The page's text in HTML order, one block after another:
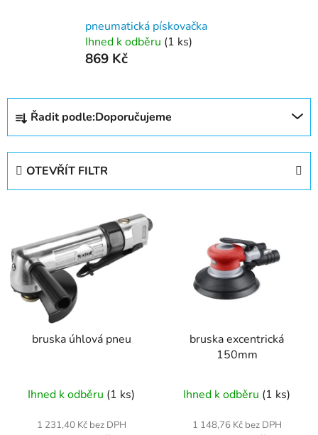
pneumatická pískovačka
Ihned k odběru (1 ks)
869 Kč
Ř
z
o
d
u
Řadit podle:Doporučujeme
OTEVŘÍT FILTR
p
i
s
bruska úhlová pneu
Ihned k odběru (1 ks)
1 231,40 Kč bez DPH
bruska excentrická
150mm
Ihned k odběru (1 ks)
1 148,76 Kč bez DPH